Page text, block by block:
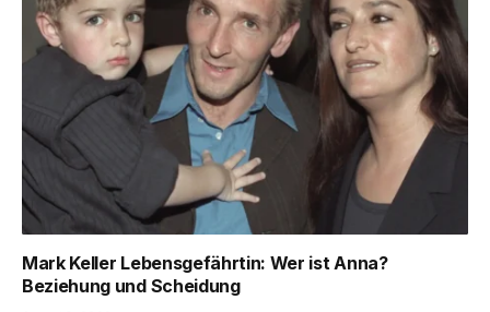
Mark Keller Lebensgefährtin: Wer ist Anna?
Beziehung und Scheidung